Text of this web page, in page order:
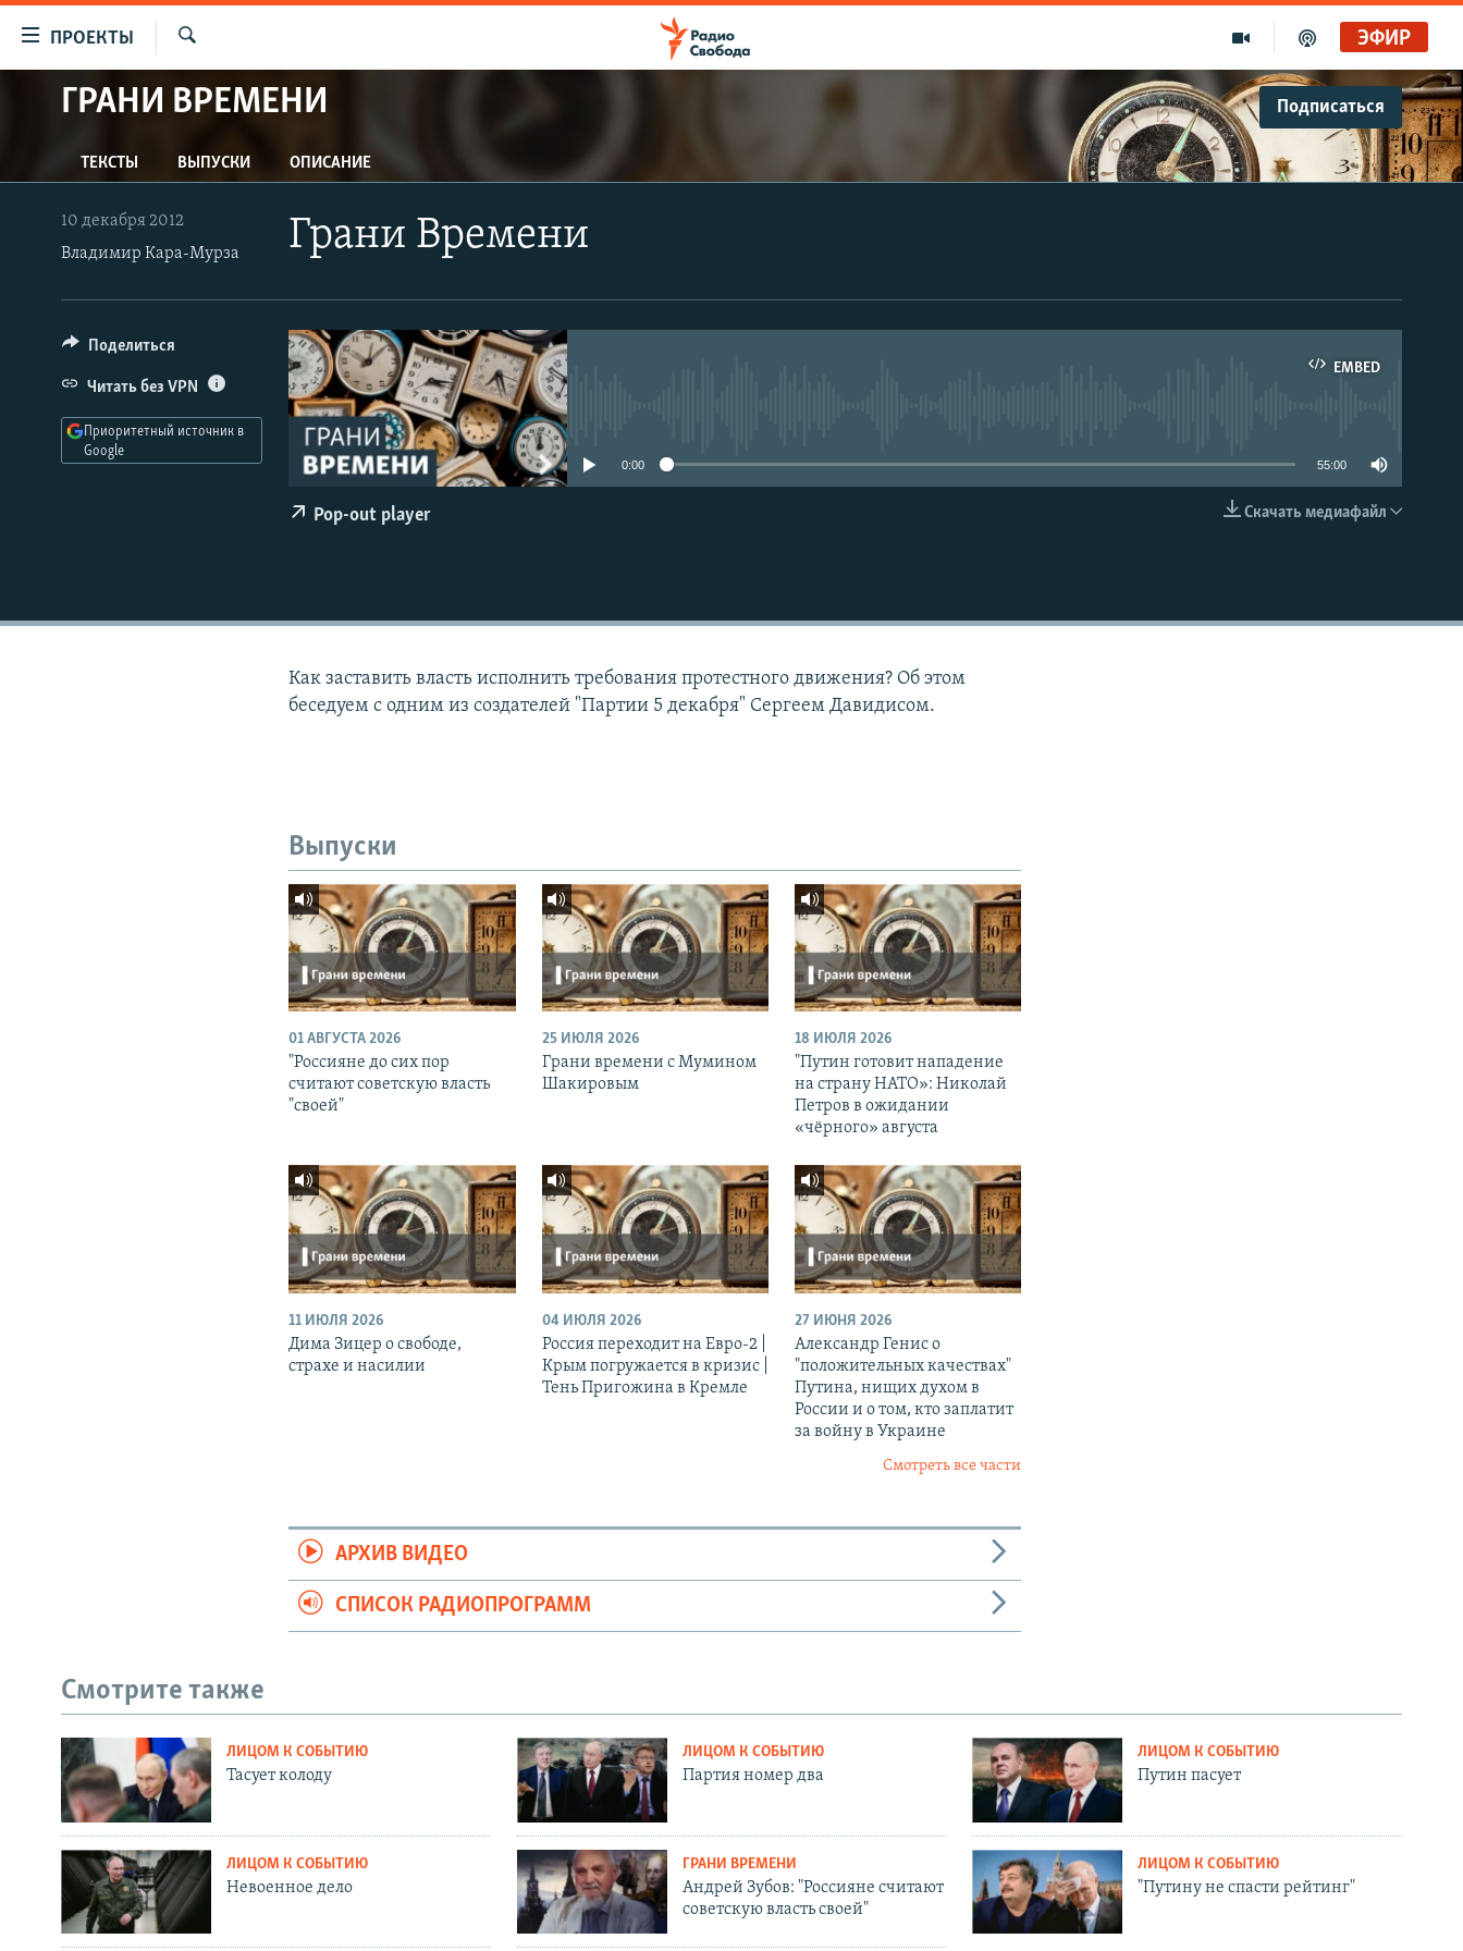
упрощенного
Вернуться
к
основному
содержанию
навигации
Вернутся
ПРОЕКТЫ
ПРОГРАММЫ
АВТОРСКИЕ ПРОЕКТЫ
ЦИТАТЫ СВОБОДЫ
МНЕНИЯ
КУЛЬТУРА
IDEL.РЕАЛИИ
КАВКАЗ.РЕАЛИИ
СЕВЕР.РЕАЛИИ
СИБИРЬ.РЕАЛИИ
ЭФИР
ГРАНИ ВРЕМЕНИ Подписаться
Spotify
Подписаться
ТЕКСТЫ ВЫПУСКИ ОПИСАНИЕ
Грани Времени
10 декабря 2012
Владимир Кара-Мурза
EMBED
EMBED
0:00 55:00
Скачать медиафайл
Pop-out player
Поделиться
Читать без VPN
Приоритетный источник в
Google
Как заставить власть исполнить требования протестного движения? Об этом
беседуем с одним из создателей "Партии 5 декабря" Сергеем Давидисом.
Выпуски
01 АВГУСТА 2026
"Россияне до сих пор
считают советскую власть
"своей"
25 ИЮЛЯ 2026
Грани времени с Мумином
Шакировым
18 ИЮЛЯ 2026
"Путин готовит нападение
на страну НАТО»: Николай
Петров в ожидании
«чёрного» августа
11 ИЮЛЯ 2026
Дима Зицер о свободе,
страхе и насилии
04 ИЮЛЯ 2026
Россия переходит на Евро-2 |
Крым погружается в кризис |
Тень Пригожина в Кремле
27 ИЮНЯ 2026
Александр Генис о
"положительных качествах"
Путина, нищих духом в
России и о том, кто заплатит
за войну в Украине
Смотреть все части
АРХИВ ВИДЕО
СПИСОК РАДИОПРОГРАММ
Смотрите также
ЛИЦОМ К СОБЫТИЮ
Тасует колоду
ЛИЦОМ К СОБЫТИЮ
Партия номер два
ЛИЦОМ К СОБЫТИЮ
Путин пасует
ЛИЦОМ К СОБЫТИЮ
Невоенное дело
ГРАНИ ВРЕМЕНИ
Андрей Зубов: "Россияне считают
советскую власть своей"
ЛИЦОМ К СОБЫТИЮ
"Путину не спасти рейтинг"